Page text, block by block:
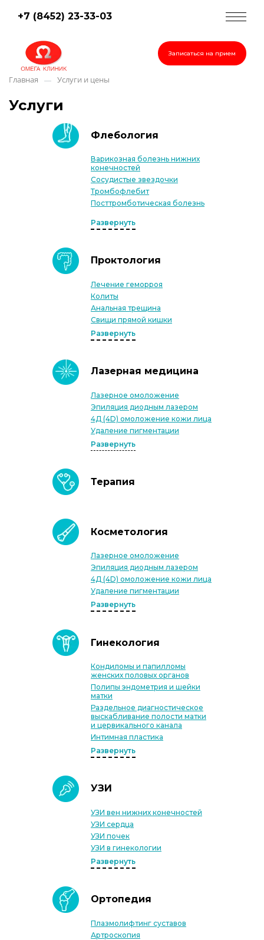
Записаться на прием
+7 (8452) 23-33-03
Главная — Услуги и цены
Услуги
Флебология
Варикозная болезнь нижних
конечностей
Сосудистые звездочки
Тромбофлебит
Посттромботическая болезнь
Развернуть
Проктология
Лечение геморроя
Колиты
Анальная трещина
Свищи прямой кишки
Развернуть
Лазерная медицина
Лазерное омоложение
Эпиляция диодным лазером
4Д (4D) омоложение кожи лица
Удаление пигментации
Развернуть
Терапия
Косметология
Лазерное омоложение
Эпиляция диодным лазером
4Д (4D) омоложение кожи лица
Удаление пигментации
Развернуть
Гинекология
Кондиломы и папилломы
женских половых органов
Полипы эндометрия и шейки
матки
Раздельное диагностическое
выскабливание полости матки
и цервикального канала
Интимная пластика
Развернуть
УЗИ
УЗИ вен нижних конечностей
УЗИ сердца
УЗИ почек
УЗИ в гинекологии
Развернуть
Ортопедия
Плазмолифтинг суставов
Артроскопия